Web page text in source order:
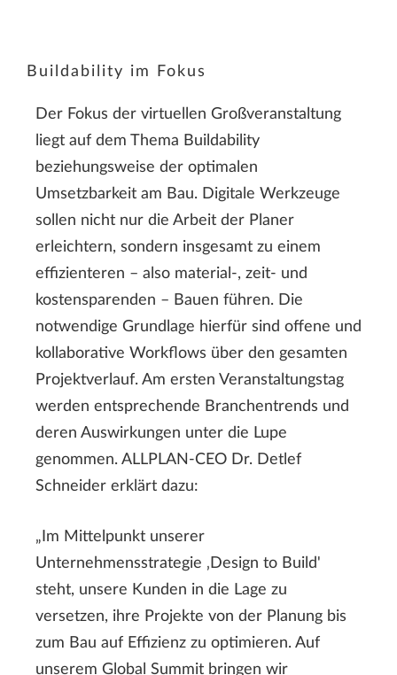
Buildability im Fokus
Der Fokus der virtuellen Großveranstaltung
liegt auf dem Thema Buildability
beziehungsweise der optimalen
Umsetzbarkeit am Bau. Digitale Werkzeuge
sollen nicht nur die Arbeit der Planer
erleichtern, sondern insgesamt zu einem
effizienteren – also material-, zeit- und
kostensparenden – Bauen führen. Die
notwendige Grundlage hierfür sind offene und
kollaborative Workflows über den gesamten
Projektverlauf. Am ersten Veranstaltungstag
werden entsprechende Branchentrends und
deren Auswirkungen unter die Lupe
genommen. ALLPLAN-CEO Dr. Detlef
Schneider erklärt dazu:
„Im Mittelpunkt unserer
Unternehmensstrategie ‚Design to Build'
steht, unsere Kunden in die Lage zu
versetzen, ihre Projekte von der Planung bis
zum Bau auf Effizienz zu optimieren. Auf
unserem Global Summit bringen wir